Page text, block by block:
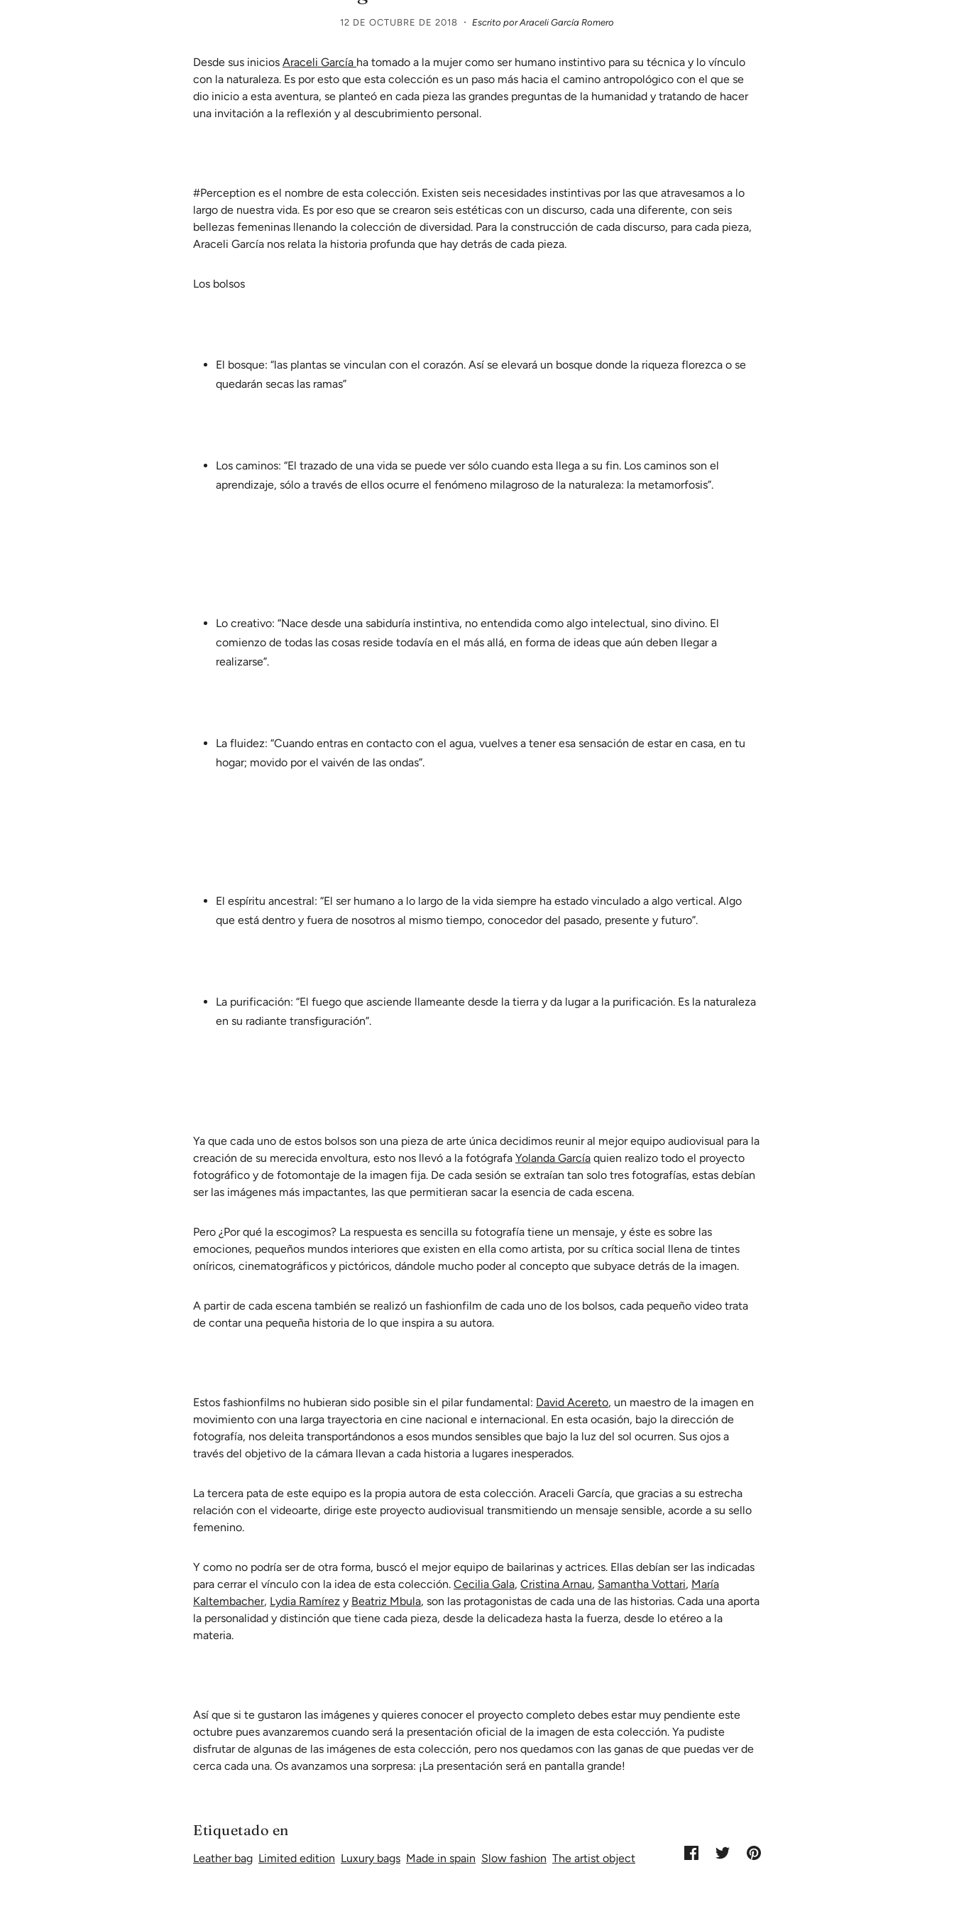
12 DE OCTUBRE DE 2018 · Escrito por Araceli García Romero
Desde sus inicios Araceli García ha tomado a la mujer como ser humano instintivo para su técnica y lo vínculo
con la naturaleza. Es por esto que esta colección es un paso más hacia el camino antropológico con el que se
dio inicio a esta aventura, se planteó en cada pieza las grandes preguntas de la humanidad y tratando de hacer
una invitación a la reflexión y al descubrimiento personal.
#Perception es el nombre de esta colección. Existen seis necesidades instintivas por las que atravesamos a lo
largo de nuestra vida. Es por eso que se crearon seis estéticas con un discurso, cada una diferente, con seis
bellezas femeninas llenando la colección de diversidad. Para la construcción de cada discurso, para cada pieza,
Araceli García nos relata la historia profunda que hay detrás de cada pieza.
Los bolsos
El bosque: “las plantas se vinculan con el corazón. Así se elevará un bosque donde la riqueza florezca o se
quedarán secas las ramas”
Los caminos: “El trazado de una vida se puede ver sólo cuando esta llega a su fin. Los caminos son el
aprendizaje, sólo a través de ellos ocurre el fenómeno milagroso de la naturaleza: la metamorfosis”.
Lo creativo: “Nace desde una sabiduría instintiva, no entendida como algo intelectual, sino divino. El
comienzo de todas las cosas reside todavía en el más allá, en forma de ideas que aún deben llegar a
realizarse”.
La fluidez: “Cuando entras en contacto con el agua, vuelves a tener esa sensación de estar en casa, en tu
hogar; movido por el vaivén de las ondas”.
El espíritu ancestral: “El ser humano a lo largo de la vida siempre ha estado vinculado a algo vertical. Algo
que está dentro y fuera de nosotros al mismo tiempo, conocedor del pasado, presente y futuro”.
La purificación: “El fuego que asciende llameante desde la tierra y da lugar a la purificación. Es la naturaleza
en su radiante transfiguración”.
Ya que cada uno de estos bolsos son una pieza de arte única decidimos reunir al mejor equipo audiovisual para la
creación de su merecida envoltura, esto nos llevó a la fotógrafa Yolanda García quien realizo todo el proyecto
fotográfico y de fotomontaje de la imagen fija. De cada sesión se extraían tan solo tres fotografías, estas debían
ser las imágenes más impactantes, las que permitieran sacar la esencia de cada escena.
Pero ¿Por qué la escogimos? La respuesta es sencilla su fotografía tiene un mensaje, y éste es sobre las
emociones, pequeños mundos interiores que existen en ella como artista, por su crítica social llena de tintes
oníricos, cinematográficos y pictóricos, dándole mucho poder al concepto que subyace detrás de la imagen.
A partir de cada escena también se realizó un fashionfilm de cada uno de los bolsos, cada pequeño video trata
de contar una pequeña historia de lo que inspira a su autora.
Estos fashionfilms no hubieran sido posible sin el pilar fundamental: David Acereto, un maestro de la imagen en
movimiento con una larga trayectoria en cine nacional e internacional. En esta ocasión, bajo la dirección de
fotografía, nos deleita transportándonos a esos mundos sensibles que bajo la luz del sol ocurren. Sus ojos a
través del objetivo de la cámara llevan a cada historia a lugares inesperados.
La tercera pata de este equipo es la propia autora de esta colección. Araceli García, que gracias a su estrecha
relación con el videoarte, dirige este proyecto audiovisual transmitiendo un mensaje sensible, acorde a su sello
femenino.
Y como no podría ser de otra forma, buscó el mejor equipo de bailarinas y actrices. Ellas debían ser las indicadas
para cerrar el vínculo con la idea de esta colección. Cecilia Gala, Cristina Arnau, Samantha Vottari, María
Kaltembacher, Lydia Ramírez y Beatriz Mbula, son las protagonistas de cada una de las historias. Cada una aporta
la personalidad y distinción que tiene cada pieza, desde la delicadeza hasta la fuerza, desde lo etéreo a la
materia.
Así que si te gustaron las imágenes y quieres conocer el proyecto completo debes estar muy pendiente este
octubre pues avanzaremos cuando será la presentación oficial de la imagen de esta colección. Ya pudiste
disfrutar de algunas de las imágenes de esta colección, pero nos quedamos con las ganas de que puedas ver de
cerca cada una. Os avanzamos una sorpresa: ¡La presentación será en pantalla grande!
Etiquetado en
Leather bag Limited edition Luxury bags Made in spain Slow fashion The artist object